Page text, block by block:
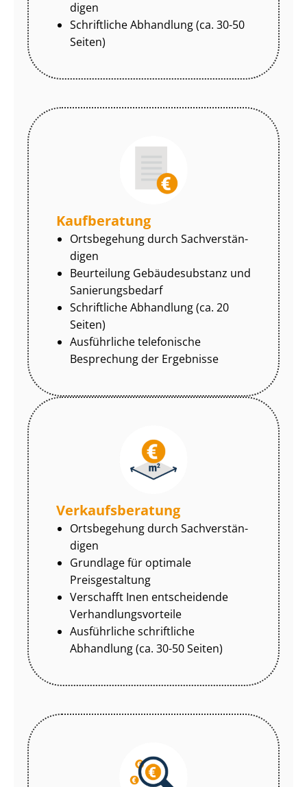
di­gen
Schriftliche Abhandlung (ca. 30-50
Seiten)
Kaufberatung
Ortsbegehung durch Sach­ver­stän­
di­gen
Beurteilung Gebäudesubstanz und
Sa­nie­rungs­be­darf
Schriftliche Abhandlung (ca. 20
Seiten)
Ausführliche telefonische
Besprechung der Ergebnisse
Ver­kaufs­be­ra­tung
Ortsbegehung durch Sach­ver­stän­
di­gen
Grundlage für optimale
Preisgestaltung
Verschafft Inen entscheidende
Ver­hand­lungs­vor­tei­le
Ausführliche schriftliche
Abhandlung (ca. 30-50 Seiten)